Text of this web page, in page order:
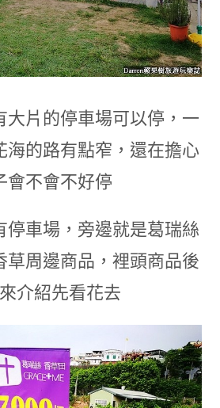
大片的停車場可以停 ， 一
海的路有點窄 ， 還在擔心
會不會不好停
停車場， 旁邊就是葛瑞絲
草周邊商品 ， 裡頭商品後
介紹先看花去